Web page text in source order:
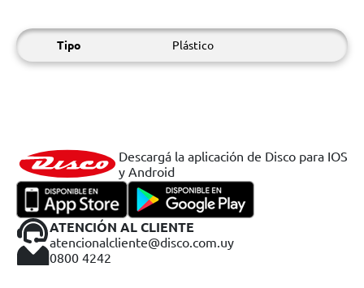
Tipo Plástico
Descargá la aplicación de Disco para IOS
y Android
ATENCIÓN AL CLIENTE
atencionalcliente@disco.com.uy
0800 4242